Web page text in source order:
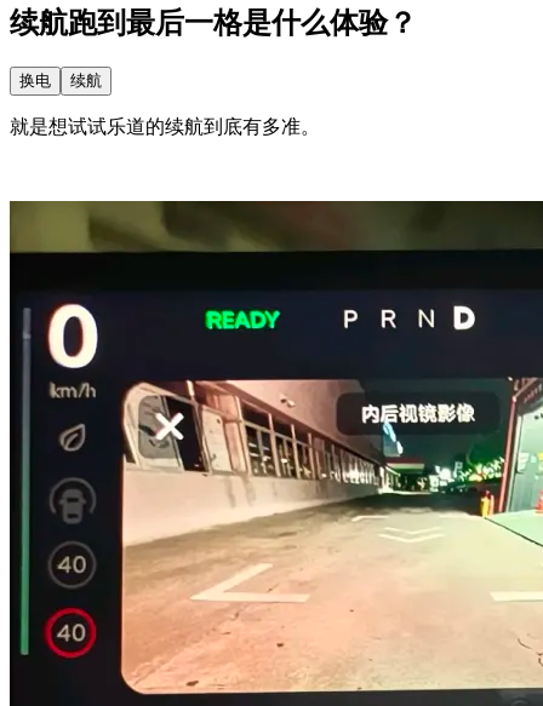
续航跑到最后一格是什么体验？
换电 续航
就是想试试乐道的续航到底有多准。